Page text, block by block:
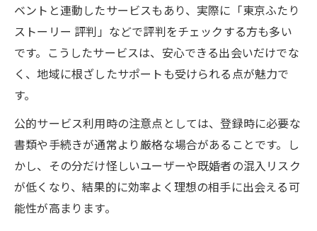
ベントと連動したサービスもあり、実際に「東京ふたり
ストーリー 評判」などで評判をチェックする方も多い
です。こうしたサービスは、安心できる出会いだけでな
く、地域に根ざしたサポートも受けられる点が魅力で
す。
公的サービス利用時の注意点としては、登録時に必要な
書類や手続きが通常より厳格な場合があることです。し
かし、その分だけ怪しいユーザーや既婚者の混入リスク
が低くなり、結果的に効率よく理想の相手に出会える可
能性が高まります。